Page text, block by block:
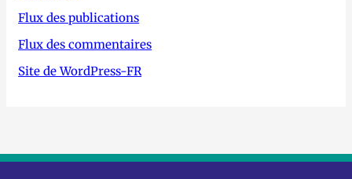
Flux des publications
Flux des commentaires
Site de WordPress-FR